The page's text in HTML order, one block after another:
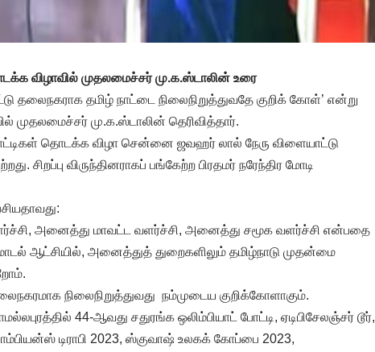
விழாவில் முதலமைச்சர் மு.க.ஸ்டாலின் உரை
தமிழ் நாட்டை நிலைநிறுத்துவதே குறிக் கோள்’ என்று
முதலமைச்சர் மு.க.ஸ்டாலின் தெரிவித்தார்.
தொடக்க விழா சென்னை ஜவஹர் லால் நேரு விளையாட்டு
சிறப்பு விருந்தினராகப் பங்கேற்ற பிரதமர் நரேந்திர மோடி
அனைத்து மாவட்ட வளர்ச்சி, அனைத்து சமூக வளர்ச்சி என்பதை
ஆட்சியில், அனைத்துத் துறைகளிலும் தமிழ்நாடு முதன்மை
நிலைநிறுத்துவது நம்முடைய குறிக்கோளாகும்.
44-ஆவது சதுரங்க ஒலிம்பியாட் போட்டி, ஏடிபிசேலஞ்சர் டூர்,
டிராபி 2023, ஸ்குவாஷ் உலகக் கோப்பை 2023,